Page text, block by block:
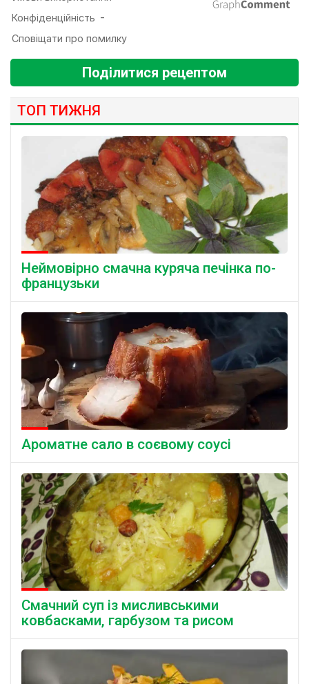
Поділитися рецептом
ТОП ТИЖНЯ
Неймовірно смачна куряча печінка по-
французьки
Ароматне сало в соєвому соусі
Смачний суп із мисливськими
ковбасками, гарбузом та рисом